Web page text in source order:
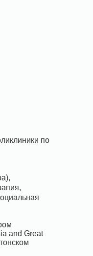
по
and Great